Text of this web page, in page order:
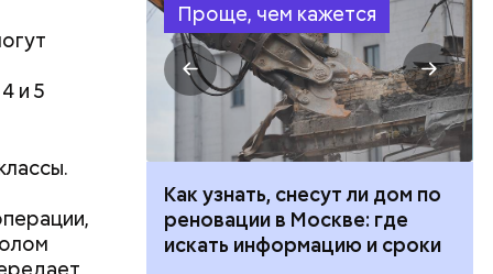
и 5
Проще, чем кажется
тысяч
при
кто может
Как узнать, снесут ли дом по
реновации в Москве: где
искать информацию и сроки